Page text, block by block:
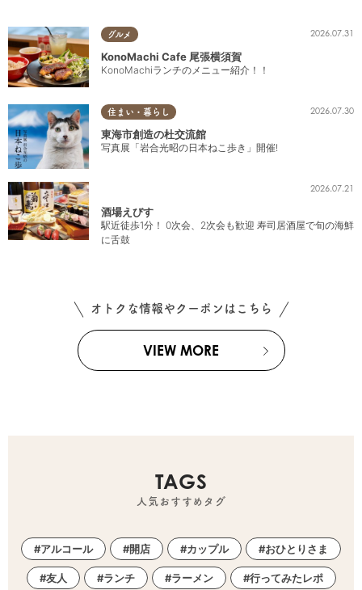
グルメ 2026.07.31
KonoMachi Cafe 尾張横須賀
KonoMachiランチのメニュー紹介！！
住まい・暮らし 2026.07.30
東海市創造の杜交流館
写真展「岩合光昭の日本ねこ歩き」開催!
2026.07.21
酒場えびす
駅近徒歩1分！ 0次会、2次会も歓迎 寿司居酒屋で旬の海鮮
に舌鼓
オトクな情報やクーポンはこちら
VIEW MORE
TAGS
人気おすすめタグ
アルコール 開店 カップル おひとりさま
友人 ランチ ラーメン 行ってみたレポ